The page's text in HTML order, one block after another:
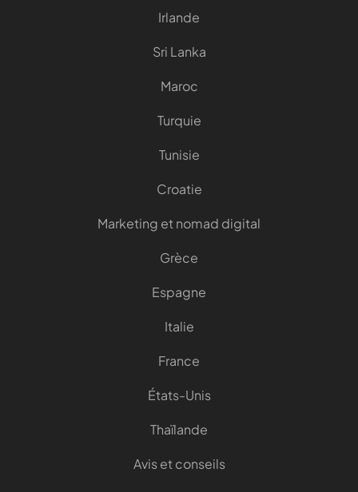
Irlande
Sri Lanka
Maroc
Turquie
Tunisie
Croatie
Marketing et nomad digital
Grèce
Espagne
Italie
France
États-Unis
Thaïlande
Avis et conseils